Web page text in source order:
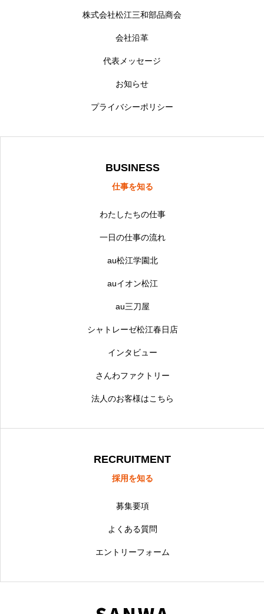
株式会社松江三和部品商会
会社沿革
代表メッセージ
お知らせ
プライバシーポリシー
BUSINESS
仕事を知る
わたしたちの仕事
一日の仕事の流れ
au松江学園北
auイオン松江
au三刀屋
シャトレーゼ松江春日店
インタビュー
さんわファクトリー
法人のお客様はこちら
RECRUITMENT
採用を知る
募集要項
よくある質問
エントリーフォーム